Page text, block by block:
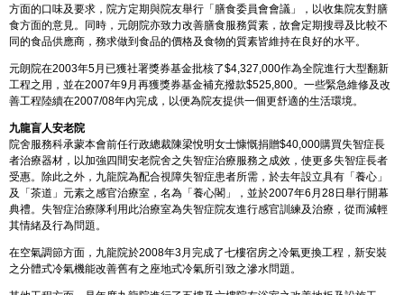
方面的口味及要求，院方定期與院友舉行「膳食委員會會議」，以收集院友對膳
食方面的意見。同時，元朗院亦致力改善膳食服務質素，故會定期搜尋及比較不
同的食品供應商，務求做到食品的價格及食物的質素皆維持在良好的水平。
元朗院在2003年5月已獲社署獎券基金批核了$4,327,000作為全院進行大型翻新
工程之用，並在2007年9月再獲獎券基金補充撥款$525,800。一些緊急維修及改
善工程陸續在2007/08年內完成，以便為院友提供一個更舒適的生活環境。
九龍盲人安老院
院舍服務科承蒙本會前任行政總裁陳梁悅明女士慷慨捐贈$40,000購買失智症長
者治療器材，以加強四間安老院舍之失智症治療服務之成效，使更多失智症長者
受惠。除此之外，九龍院為配合視障失智症患者所需，於去年設立具有「養心」
及「茶道」元素之感官治療室，名為「養心閣」，並於2007年6月28日舉行開幕
典禮。失智症治療隊利用此治療室為失智症院友進行感官訓練及治療，從而減輕
其情緒及行為問題。
在空氣調節方面，九龍院於2008年3月完成了七樓宿房之冷氣更換工程，新安裝
之分體式冷氣機能改善舊有之座地式冷氣所引致之滲水問題。